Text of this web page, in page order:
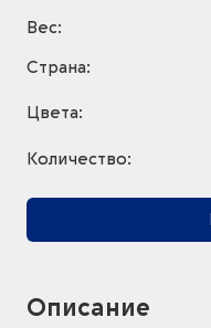
Вес:
Страна:
Цвета:
Количество:
Описание